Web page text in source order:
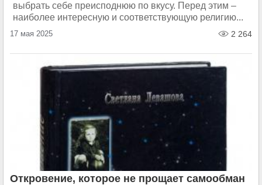
выбрать себе преисподнюю по вкусу. Перед этим –
наиболее интересную и соответствующую религию...
17 мая 2025 2 264
Откровение, которое не прощает самообман